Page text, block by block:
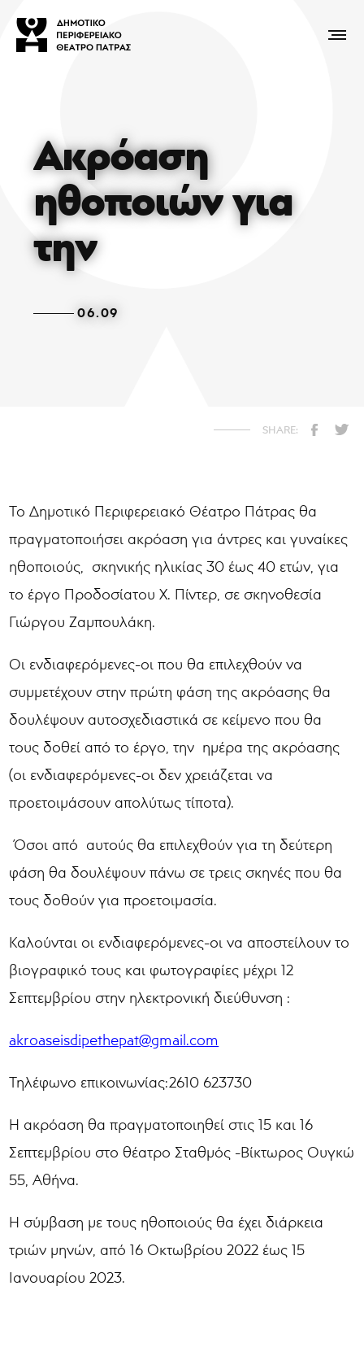
Ακρόαση
ηθοποιών για
την
06.09
Το Δημοτικό Περιφερειακό Θέατρο Πάτρας θα
πραγματοποιήσει ακρόαση για άντρες και γυναίκες
ηθοποιούς, σκηνικής ηλικίας 30 έως 40 ετών, για
το έργο Προδοσίατου Χ. Πίντερ, σε σκηνοθεσία
Γιώργου Ζαμπουλάκη.
Οι ενδιαφερόμενες-οι που θα επιλεχθούν να
συμμετέχουν στην πρώτη φάση της ακρόασης θα
δουλέψουν αυτοσχεδιαστικά σε κείμενο που θα
τους δοθεί από το έργο, την ημέρα της ακρόασης
(οι ενδιαφερόμενες-οι δεν χρειάζεται να
προετοιμάσουν απολύτως τίποτα).
Όσοι από αυτούς θα επιλεχθούν για τη δεύτερη
φάση θα δουλέψουν πάνω σε τρεις σκηνές που θα
τους δοθούν για προετοιμασία.
Καλούνται οι ενδιαφερόμενες-οι να αποστείλουν το
βιογραφικό τους και φωτογραφίες μέχρι 12
Σεπτεμβρίου στην ηλεκτρονική διεύθυνση :
akroaseisdipethepat@gmail.com
Τηλέφωνο επικοινωνίας:2610 623730
Η ακρόαση θα πραγματοποιηθεί στις 15 και 16
Σεπτεμβρίου στο θέατρο Σταθμός -Βίκτωρος Ουγκώ
55, Αθήνα.
Η σύμβαση με τους ηθοποιούς θα έχει διάρκεια
τριών μηνών, από 16 Οκτωβρίου 2022 έως 15
Ιανουαρίου 2023.